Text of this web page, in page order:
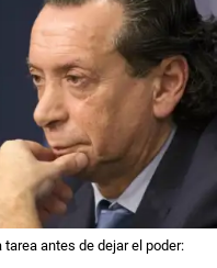
antes de dejar el poder: